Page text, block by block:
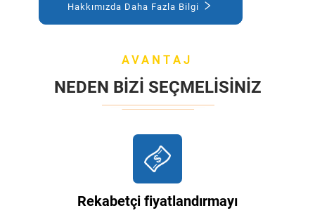
Hakkımızda Daha Fazla Bilgi
AVANTAJ
NEDEN BIZI SEÇMELISINIZ
Rekabetçi fiyatlandırmayı